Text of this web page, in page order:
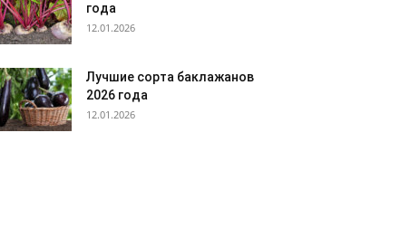
года
12.01.2026
Лучшие сорта баклажанов
2026 года
12.01.2026